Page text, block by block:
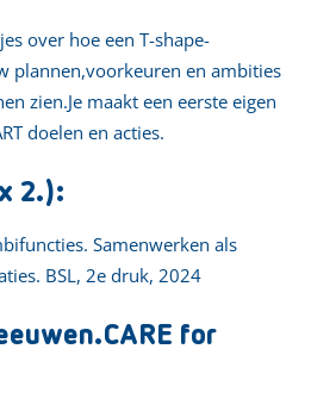
over hoe een T-shape-
plannen,voorkeuren en ambities
zien.Je maakt een eerste eigen
doelen en acties.
2.):
Samenwerken als
BSL, 2e druk, 2024
for